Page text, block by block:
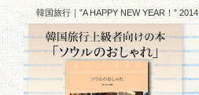
韓国旅行｜”A HAPPY NEW YEAR！” 2014